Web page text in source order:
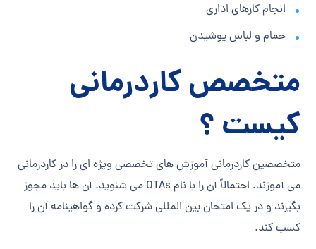
انجام کارهای اداری
حمام و لباس پوشیدن
متخصص کاردرمانی
کیست ؟
متخصصین کاردرمانی آموزش های‌ تخصصی ویژه ای را در کاردرمانی
می آموزند. احتمالاً آن را با نام OTAs می شنوید. آن ها باید مجوز
بگیرند و در یک امتحان بین المللی شرکت کرده و گواهینامه آن را
کسب کند.